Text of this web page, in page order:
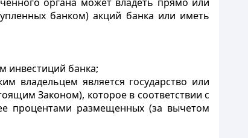
банком) акций банка или иметь
инвестиций банка;
владельцем является государство или
Законом), которое в соответствии с
процентами размещенных (за вычетом